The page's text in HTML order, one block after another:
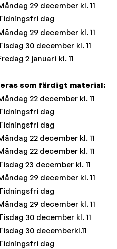
29 december kl. 11
dag
29 december kl. 11
30 december kl. 11
2 januari kl. 11
som färdigt material:
22 december kl. 11
dag
dag
22 december kl. 11
22 december kl. 11
23 december kl. 11
29 december kl. 11
dag
29 december kl. 11
30 december kl. 11
30 decemberkl.11
dag